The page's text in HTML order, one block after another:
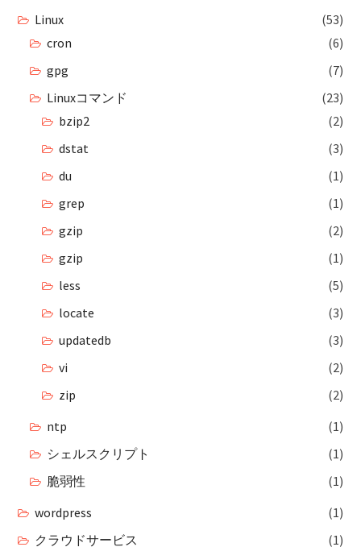
Linux
(53)
cron
(6)
gpg
(7)
Linuxコマンド
(23)
bzip2
(2)
dstat
(3)
du
(1)
grep
(1)
gzip
(2)
gzip
(1)
less
(5)
locate
(3)
updatedb
(3)
vi
(2)
zip
(2)
ntp
(1)
シェルスクリプト
(1)
脆弱性
(1)
wordpress
(1)
クラウドサービス
(1)